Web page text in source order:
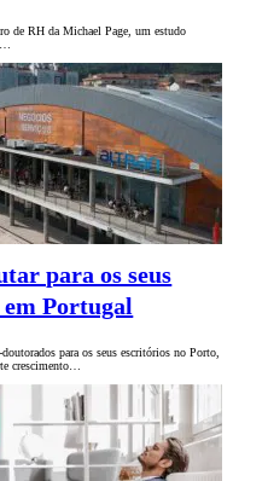
de RH da Michael Page, um estudo
para os seus
em Portugal
para os seus escritórios no Porto,
crescimento…